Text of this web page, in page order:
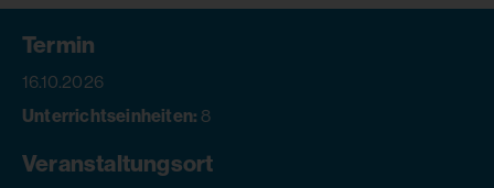
Termin
16.10.2026
Unterrichtseinheiten: 8
Veranstaltungsort